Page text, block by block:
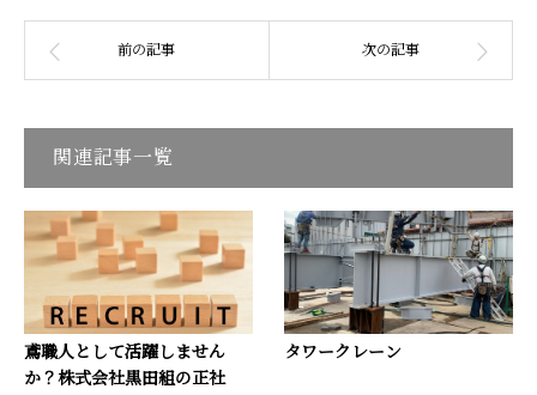
関連記事一覧
鳶職人として活躍しません
か？株式会社黒田組の正社
タワークレーン